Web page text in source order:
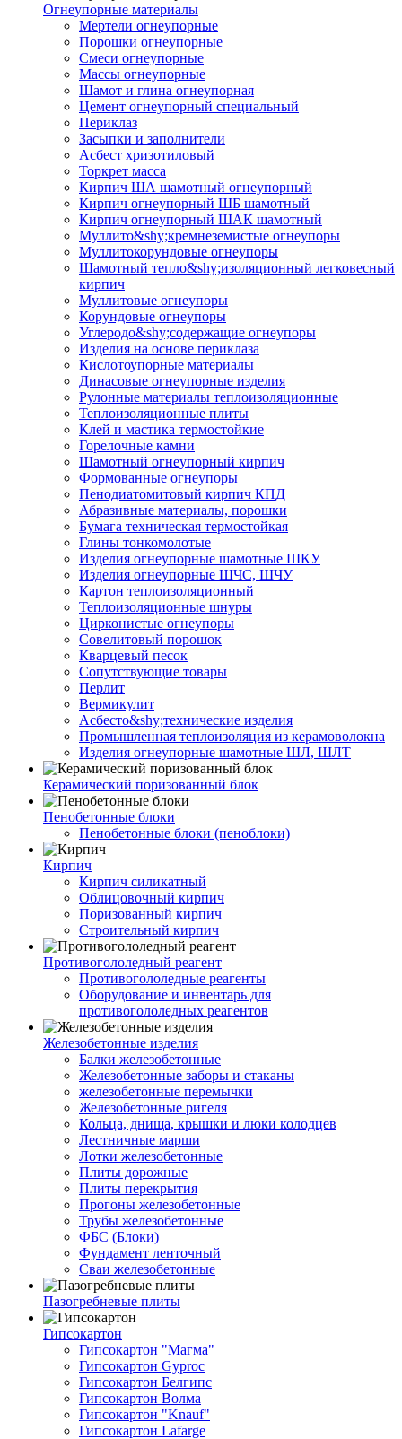
Огнеупорные материалы
Мертели огнеупорные
Порошки огнеупорные
Смеси огнеупорные
Массы огнеупорные
Шамот и глина огнеупорная
Цемент огнеупорный специальный
Периклаз
Засыпки и заполнители
Асбест хризотиловый
Торкрет масса
Кирпич ША шамотный огнеупорный
Кирпич огнеупорный ШБ шамотный
Кирпич огнеупорный ШАК шамотный
Муллито&shy;­кремнеземистые огнеупоры
Муллито­корундовые огнеупоры
Шамотный тепло&shy;изоляционный легковесный
кирпич
Муллитовые огнеупоры
Корундовые огнеупоры
Углеродо&shy;содержащие огнеупоры
Изделия на основе периклаза
Кислотоупорные материалы
Динасовые огнеупорные изделия
Рулонные материалы теплоизоляционные
Тепло­изоляционные плиты
Клей и мастика термостойкие
Горелочные камни
Шамотный огнеупорный кирпич
Формованные огнеупоры
Пенодиатомитовый кирпич КПД
Абразивные материалы, порошки
Бумага техническая термостойкая
Глины тонкомолотые
Изделия огнеупорные шамотные ШКУ
Изделия огнеупорные ШЧС, ШЧУ
Картон теплоизоляционный
Теплоизоляционные шнуры
Цирконистые огнеупоры
Совелитовый порошок
Кварцевый песок
Сопутствующие товары
Перлит
Вермикулит
Асбесто&shy;технические изделия
Промышленная теплоизоляция из керамоволокна
Изделия огнеупорные шамотные ШЛ, ШЛТ
Керамический поризованный блок
Пенобетонные блоки
Пенобетонные блоки (пеноблоки)
Кирпич
Кирпич силикатный
Облицовочный кирпич
Поризованный кирпич
Строительный кирпич
Противогололедный реагент
Противогололедные реагенты
Оборудование и инвентарь для
противогололедных реагентов
Железобетонные изделия
Балки железобетонные
Железобетонные заборы и стаканы
железобетонные перемычки
Железобетонные ригеля
Кольца, днища, крышки и люки колодцев
Лестничные марши
Лотки железобетонные
Плиты дорожные
Плиты перекрытия
Прогоны железобетонные
Трубы железобетонные
ФБС (Блоки)
Фундамент ленточный
Сваи железобетонные
Пазогребневые плиты
Гипсокартон
Гипсокартон "Магма"
Гипсокартон Gyproc
Гипсокартон Белгипс
Гипсокартон Волма
Гипсокартон "Knauf"
Гипсокартон Lafarge